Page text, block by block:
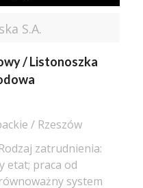
S.A.
/ Listonoszka
/ Rzeszów
zatrudnienia:
etat; praca od
system